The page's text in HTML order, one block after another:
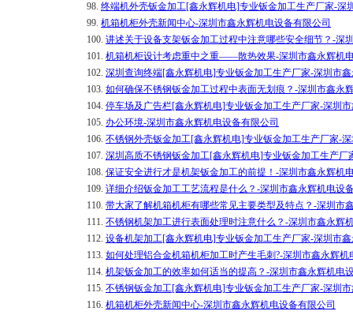
98. 终端机外壳钣金加工[鑫永辉机电]专业钣金加工生产厂家-深
99. 机箱机柜外壳新闻中心-深圳市鑫永辉机电设备有限公司
100. 讲述关于设备支架钣金加工过程中注意哪些安全细节？-深
101. 机箱机柜设计考虑重中之重——散热效果-深圳市鑫永辉机
102. 深圳查询终端[鑫永辉机电]专业钣金加工生产厂家-深圳市
103. 如何确保不锈钢钣金加工过程中表面无划痕？-深圳市鑫永
104. 停车场及广告栏[鑫永辉机电]专业钣金加工生产厂家-深圳
105. 办公环境-深圳市鑫永辉机电设备有限公司
106. 不锈钢外壳钣金加工[鑫永辉机电]专业钣金加工生产厂家-
107. 深圳高质不锈钢钣金加工[鑫永辉机电]专业钣金加工生产厂
108. 保证安全进行才是机架钣金加工的前提！-深圳市鑫永辉机
109. 详细介绍钣金加工工艺流程是什么？-深圳市鑫永辉机电设
110. 带大家了解机箱机柜有哪些常见主要类型及特点？-深圳市
111. 不锈钢机架加工进行表面处理时注意什么？-深圳市鑫永辉
112. 设备机架加工[鑫永辉机电]专业钣金加工生产厂家-深圳市
113. 如何处理铝合金机箱机柜加工时产生毛刺?-深圳市鑫永辉机
114. 机架钣金加工的效率如何适当的提高？-深圳市鑫永辉机电
115. 不锈钢钣金加工[鑫永辉机电]专业钣金加工生产厂家-深圳
116. 机箱机柜外壳新闻中心-深圳市鑫永辉机电设备有限公司